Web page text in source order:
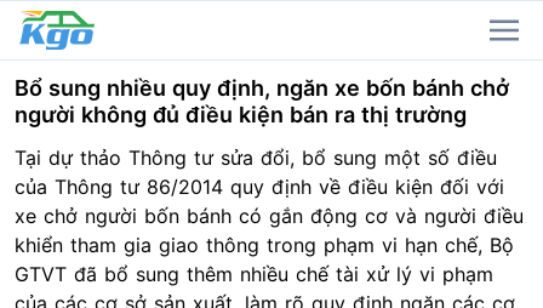
Bổ sung nhiều quy định, ngăn xe bốn bánh chở
người không đủ điều kiện bán ra thị trường
Tại dự thảo Thông tư sửa đổi, bổ sung một số điều
của Thông tư 86/2014 quy định về điều kiện đối với
xe chở người bốn bánh có gắn động cơ và người điều
khiển tham gia giao thông trong phạm vi hạn chế, Bộ
GTVT đã bổ sung thêm nhiều chế tài xử lý vi phạm
của các cơ sở sản xuất, làm rõ quy định ngăn các cơ